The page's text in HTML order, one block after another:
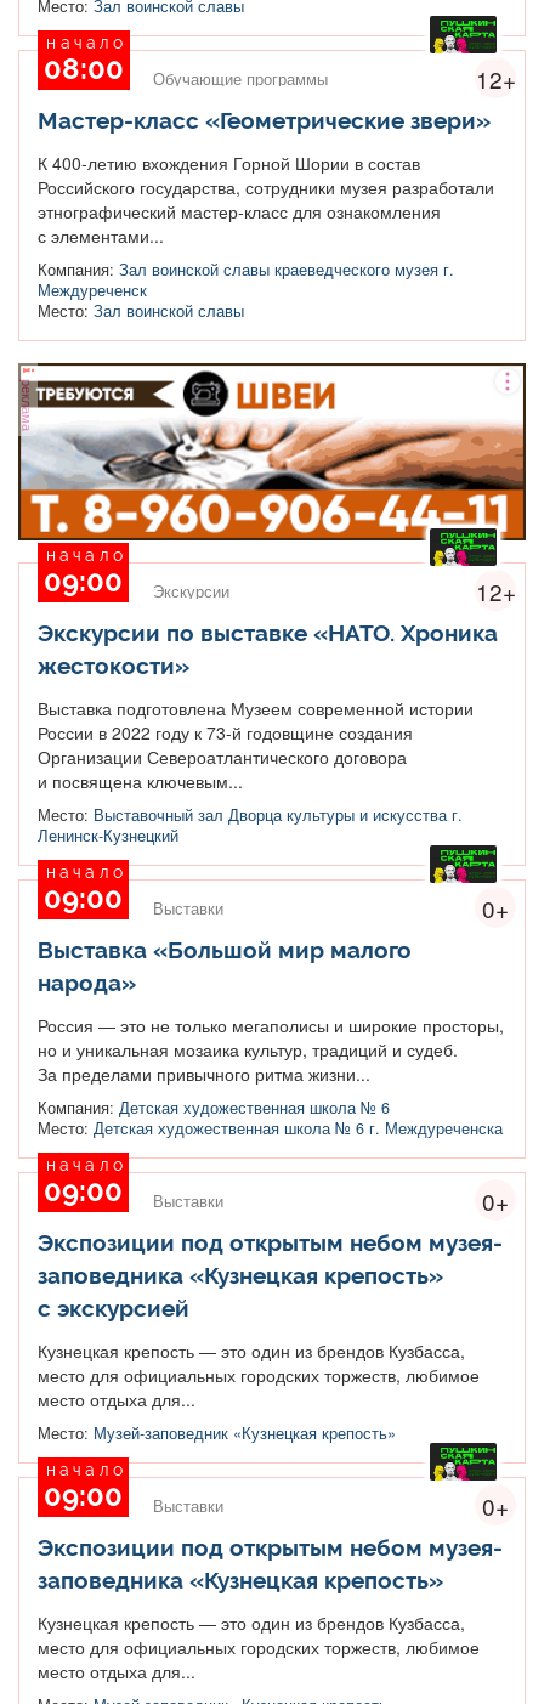
Место: Зал воинской славы
12+
начало
08:00 Обучающие программы
Мастер-класс «Геометрические звери»
К 400-летию вхождения Горной Шории в состав
Российского государства, сотрудники музея разработали
этнографический мастер-класс для ознакомления
с элементами...
Компания: Зал воинской славы краеведческого музея г.
Междуреченск
Место: Зал воинской славы
реклама
12+
начало
09:00 Экскурсии
Экскурсии по выставке «НАТО. Хроника
жестокости»
Выставка подготовлена Музеем современной истории
России в 2022 году к 73-й годовщине создания
Организации Североатлантического договора
и посвящена ключевым...
Место: Выставочный зал Дворца культуры и искусства г.
Ленинск-Кузнецкий
0+
начало
09:00 Выставки
Выставка «Большой мир малого
народа»
Россия — это не только мегаполисы и широкие просторы,
но и уникальная мозаика культур, традиций и судеб.
За пределами привычного ритма жизни...
Компания: Детская художественная школа № 6
Место: Детская художественная школа № 6 г. Междуреченска
0+
начало
09:00 Выставки
Экспозиции под открытым небом музея-
заповедника «Кузнецкая крепость»
с экскурсией
Кузнецкая крепость — это один из брендов Кузбасса,
место для официальных городских торжеств, любимое
место отдыха для...
Место: Музей-заповедник «Кузнецкая крепость»
0+
начало
09:00 Выставки
Экспозиции под открытым небом музея-
заповедника «Кузнецкая крепость»
Кузнецкая крепость — это один из брендов Кузбасса,
место для официальных городских торжеств, любимое
место отдыха для...